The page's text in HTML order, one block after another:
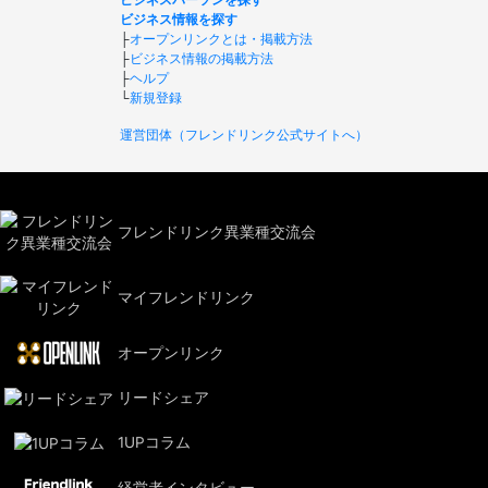
ビジネス情報を探す
├オープンリンクとは・掲載方法
├ビジネス情報の掲載方法
├ヘルプ
└新規登録
運営団体（フレンドリンク公式サイトへ）
フレンドリンク異業種交流会
マイフレンドリンク
オープンリンク
リードシェア
1UPコラム